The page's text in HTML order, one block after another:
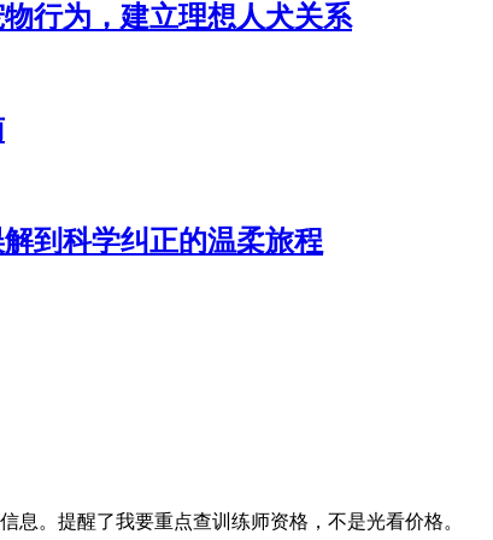
行为，建立理想人犬关系
到科学纠正的温柔旅程
息。提醒了我要重点查训练师资格，不是光看价格。